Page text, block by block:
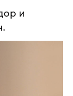
и